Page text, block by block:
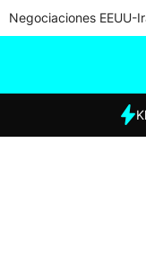
Negociaciones EEUU-